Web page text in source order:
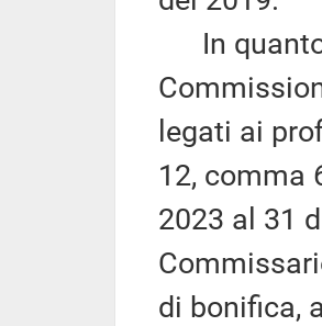
In quanto
legati ai
12, comma
2023 al 31
di bonifica,